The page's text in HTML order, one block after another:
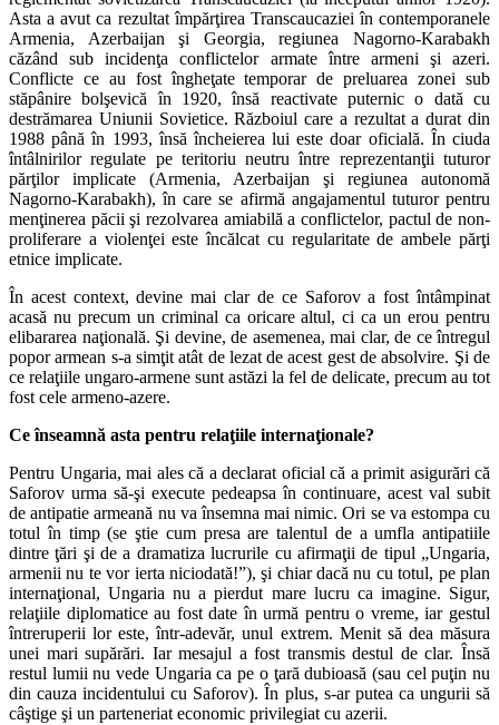
Asta a avut ca rezultat împărţirea Transcaucaziei în contemporanele
Armenia, Azerbaijan şi Georgia, regiunea Nagorno-Karabakh
căzând sub incidenţa conflictelor armate între armeni şi azeri.
Conflicte ce au fost îngheţate temporar de preluarea zonei sub
stăpânire bolşevică în 1920, însă reactivate puternic o dată cu
destrămarea Uniunii Sovietice. Războiul care a rezultat a durat din
1988 până în 1993, însă încheierea lui este doar oficială. În ciuda
întâlnirilor regulate pe teritoriu neutru între reprezentanţii tuturor
părţilor implicate (Armenia, Azerbaijan şi regiunea autonomă
Nagorno-Karabakh), în care se afirmă angajamentul tuturor pentru
menţinerea păcii şi rezolvarea amiabilă a conflictelor, pactul de non-
proliferare a violenţei este încălcat cu regularitate de ambele părţi
etnice implicate.
În acest context, devine mai clar de ce Saforov a fost întâmpinat
acasă nu precum un criminal ca oricare altul, ci ca un erou pentru
elibararea naţională. Şi devine, de asemenea, mai clar, de ce întregul
popor armean s-a simţit atât de lezat de acest gest de absolvire. Şi de
ce relaţiile ungaro-armene sunt astăzi la fel de delicate, precum au tot
fost cele armeno-azere.
Ce înseamnă asta pentru relaţiile internaţionale?
Pentru Ungaria, mai ales că a declarat oficial că a primit asigurări că
Saforov urma să-şi execute pedeapsa în continuare, acest val subit
de antipatie armeană nu va însemna mai nimic. Ori se va estompa cu
totul în timp (se ştie cum presa are talentul de a umfla antipatiile
dintre ţări şi de a dramatiza lucrurile cu afirmaţii de tipul „Ungaria,
armenii nu te vor ierta niciodată!”), şi chiar dacă nu cu totul, pe plan
internaţional, Ungaria nu a pierdut mare lucru ca imagine. Sigur,
relaţiile diplomatice au fost date în urmă pentru o vreme, iar gestul
întreruperii lor este, într-adevăr, unul extrem. Menit să dea măsura
unei mari supărări. Iar mesajul a fost transmis destul de clar. Însă
restul lumii nu vede Ungaria ca pe o ţară dubioasă (sau cel puţin nu
din cauza incidentului cu Saforov). În plus, s-ar putea ca ungurii să
câştige şi un parteneriat economic privilegiat cu azerii.